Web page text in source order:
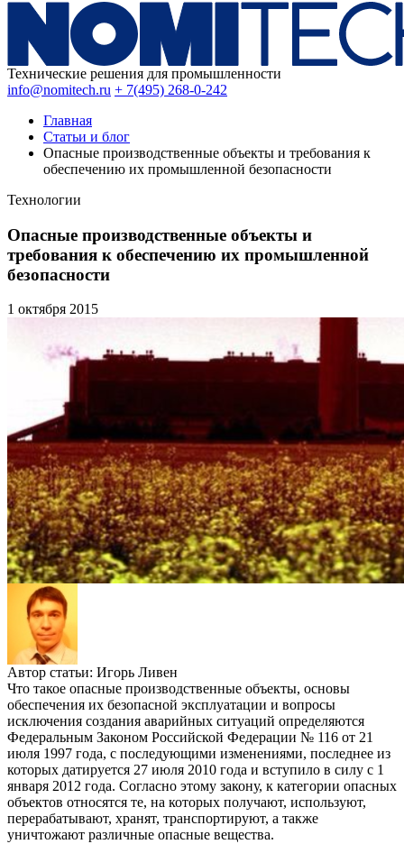
Технические решения для промышленности
info@nomitech.ru + 7(495) 268-0-242
Главная
Статьи и блог
Опасные производственные объекты и требования к
обеспечению их промышленной безопасности
Технологии
Опасные производственные объекты и
требования к обеспечению их промышленной
безопасности
1 октября 2015
Автор статьи: Игорь Ливен
Что такое опасные производственные объекты, основы
обеспечения их безопасной эксплуатации и вопросы
исключения создания аварийных ситуаций определяются
Федеральным Законом Российской Федерации № 116 от 21
июля 1997 года, с последующими изменениями, последнее из
которых датируется 27 июля 2010 года и вступило в силу с 1
января 2012 года. Согласно этому закону, к категории опасных
объектов относятся те, на которых получают, используют,
перерабатывают, хранят, транспортируют, а также
уничтожают различные опасные вещества.